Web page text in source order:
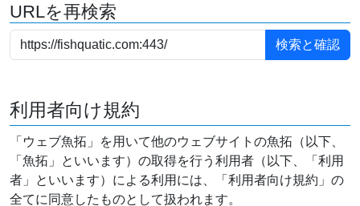
URLを再検索
利用者向け規約
「ウェブ魚拓」を用いて他のウェブサイトの魚拓（以下、
「魚拓」といいます）の取得を行う利用者（以下、「利用
者」といいます）による利用には、「利用者向け規約」の
全てに同意したものとして扱われます。